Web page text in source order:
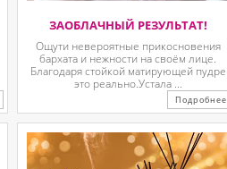
ЗАОБЛАЧНЫЙ РЕЗУЛЬТАТ!
Ощути невероятные прикосновения
бархата и нежности на своём лице.
Благодаря стойкой матирующей пудре
это реально.Устала ...
Подробнее